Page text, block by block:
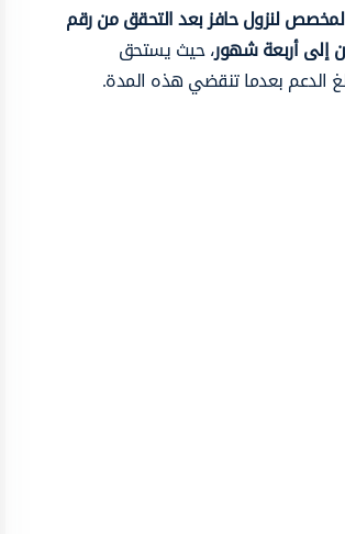
لنزول حافز بعد التحقق من رقم
إلى أربعة شهور، حيث يستحق
الدعم بعدما تنقضي هذه المدة.